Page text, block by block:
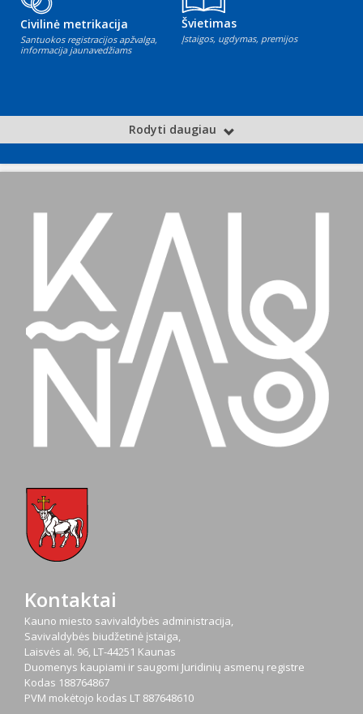
Civilinė metrikacija
Santuokos registracijos apžvalga,
informacija jaunavedžiams
Švietimas
Įstaigos, ugdymas, premijos
Rodyti daugiau
Kontaktai
Kauno miesto savivaldybės administracija,
Savivaldybės biudžetinė įstaiga,
Laisvės al. 96, LT-44251 Kaunas
Duomenys kaupiami ir saugomi Juridinių asmenų registre
Kodas 188764867
PVM mokėtojo kodas LT 887648610